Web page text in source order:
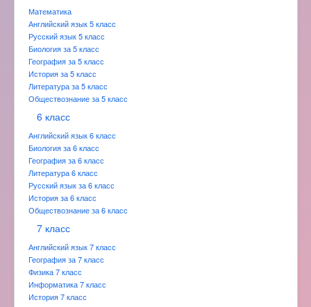
Математика
Английский язык 5 класс
Русский язык 5 класс
Биология за 5 класс
География за 5 класс
История за 5 класс
Литература за 5 класс
Обществознание за 5 класс
6 класс
Английский язык 6 класс
Биология за 6 класс
География за 6 класс
Литература 6 класс
Русский язык за 6 класс
История за 6 класс
Обществознание за 6 класс
7 класс
Английский язык 7 класс
География за 7 класс
Физика 7 класс
Информатика 7 класс
История 7 класс